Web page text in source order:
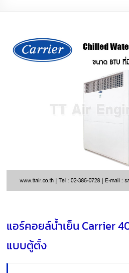
แอร์คอยล์น้ำเย็น Carrier
แบบตู้ตั้ง